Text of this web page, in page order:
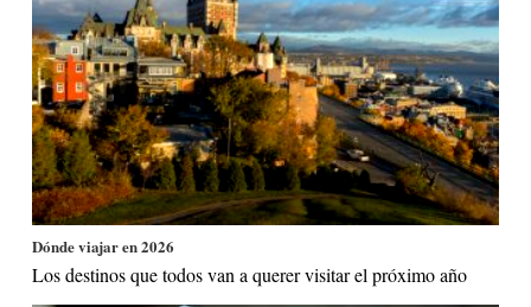
Dónde viajar en 2026
Los destinos que todos van a querer visitar el próximo año